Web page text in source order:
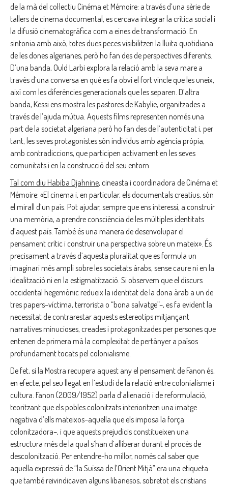
de la mà del col·lectiu Cinéma et Mémoire: a través d’una sèrie de
tallers de cinema documental, es cercava integrar la crítica social i
la difusió cinematogràfica com a eines de transformació. En
sintonia amb això, totes dues peces visibilitzen la lluita quotidiana
de les dones algerianes, però ho fan des de perspectives diferents.
D’una banda, Ould Larbi explora la relació amb la seva mare a
través d’una conversa en què es fa obvi el fort vincle que les uneix,
així com les diferències generacionals que les separen. D’altra
banda, Kessi ens mostra les pastores de Kabylie, organitzades a
través de l’ajuda mútua. Aquests films representen només una
part de la societat algeriana però ho fan des de l’autenticitat i, per
tant, les seves protagonistes són individus amb agència pròpia,
amb contradiccions, que participen activament en les seves
comunitats i en la construcció del seu entorn.
Tal com diu Habiba Djahnine, cineasta i coordinadora de Cinéma et
Mémoire: «El cinema i, en particular, els documentals creatius, són
el mirall d’un país. Pot ajudar, sempre que ens interessi, a construir
una memòria, a prendre consciència de les múltiples identitats
d’aquest país. També és una manera de desenvolupar el
pensament crític i construir una perspectiva sobre un mateix». És
precisament a través d’aquesta pluralitat que es formula un
imaginari més ampli sobre les societats àrabs, sense caure ni en la
idealització ni en la estigmatització. Si observem que el discurs
occidental hegemònic redueix la identitat de la dona àrab a un de
tres papers–víctima, terrorista o “bona salvatge”–, es fa evident la
necessitat de contrarestar aquests estereotips mitjançant
narratives minucioses, creades i protagonitzades per persones que
entenen de primera mà la complexitat de pertànyer a països
profundament tocats pel colonialisme.
De fet, si la Mostra recupera aquest any el pensament de Fanon és,
en efecte, pel seu llegat en l’estudi de la relació entre colonialisme i
cultura. Fanon (2009/1952) parla d’alienació i de reformulació,
teoritzant que els pobles colonitzats interioritzen una imatge
negativa d’ells mateixos–aquella que els imposa la força
colonitzadora–, i que aquests prejudicis constitueixen una
estructura més de la qual s’han d’alliberar durant el procés de
descolonització. Per entendre-ho millor, només cal saber que
aquella expressió de “la Suïssa de l’Orient Mitjà” era una etiqueta
que també reivindicaven alguns libanesos, sobretot els cristians